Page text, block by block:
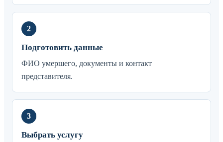
Подготовить данные
ФИО умершего, документы и контакт
представителя.
Выбрать услугу